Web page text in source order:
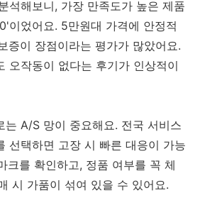
석해보니, 가장 만족도가 높은 제품
이었어요. 5만원대 가격에 안정적
증이 장점이라는 평가가 많았어요.
오작동이 없다는 후기가 인상적이
는 A/S 망이 중요해요. 전국 서비스
선택하면 고장 시 빠른 대응이 가능
크를 확인하고, 정품 여부를 꼭 체
시 가품이 섞여 있을 수 있어요.